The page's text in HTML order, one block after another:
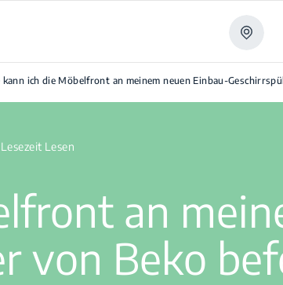
kann ich die Möbelfront an meinem neuen Einbau-
Lesen
an
von Beko